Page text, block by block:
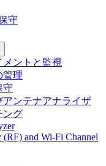
守
ントと監視
管理
守
ンテナアナライザ
ング
(RF) and Wi-Fi Channel